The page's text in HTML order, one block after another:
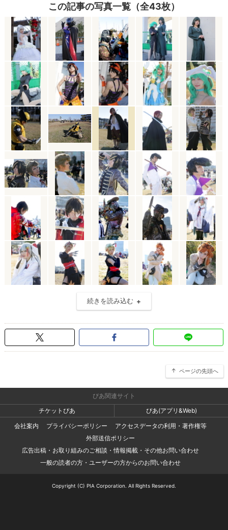
この記事の写真一覧（全43枚）
続きを読み込む
ページの先頭へ
ぴあ関連サイト
チケットぴあ
ぴあ(アプリ&Web)
会社案内
プライバシーポリシー
アクセスデータの利用・著作権等
外部送信ポリシー
広告出稿・お取り組みのご相談・情報掲載・その他お問い合わせ
一般の読者の方・ユーザーの方からのお問い合わせ
Copyright (C) PIA Corporation. All Rights Reserved.